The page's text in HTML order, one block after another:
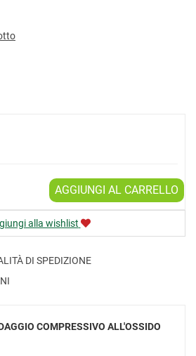
AGGIUNGI AL CARRELLO
alla wishlist
DI SPEDIZIONE
COMPRESSIVO ALL'OSSIDO